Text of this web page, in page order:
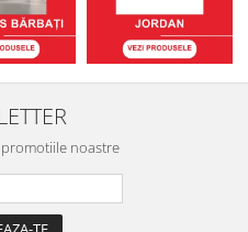
noastre